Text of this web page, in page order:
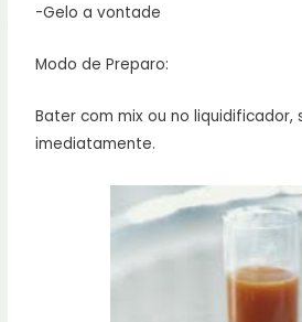
-Gelo a vontade
Modo de Preparo:
Bater com mix ou no liquidificador,
imediatamente.